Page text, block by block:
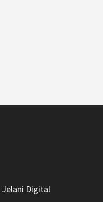
Jelani Digital